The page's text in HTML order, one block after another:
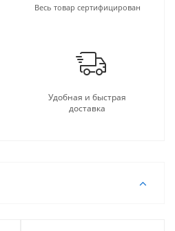
Весь товар сертифицирован
Удобная и быстрая
доставка